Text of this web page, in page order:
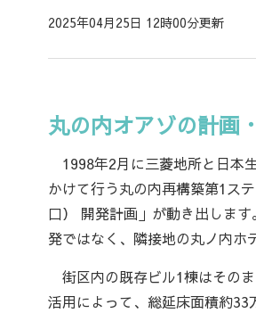
2025年04月25日 12時00分更新
丸の内オアゾの計画
1998年2月に三菱地所と日本
かけて行う丸の内再構築第1ス
口） 開発計画」が動き出しま
発ではなく、隣接地の丸ノ内ホ
街区内の既存ビル1棟はその
活用によって、総延床面積約